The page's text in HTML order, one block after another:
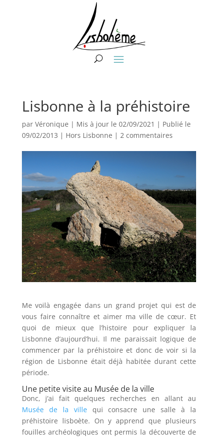
Lisbonne à la préhistoire
par Véronique | Mis à jour le 02/09/2021 | Publié le
09/02/2013 | Hors Lisbonne | 2 commentaires
Me voilà engagée dans un grand projet qui est de
vous faire connaître et aimer ma ville de cœur. Et
quoi de mieux que l’histoire pour expliquer la
Lisbonne d’aujourd’hui. Il me paraissait logique de
commencer par la préhistoire et donc de voir si la
région de Lisbonne était déjà habitée durant cette
période.
Une petite visite au Musée de la ville
Donc, j’ai fait quelques recherches en allant au
Musée de la villequi consacre une salle à la
préhistoire lisboète. On y apprend que plusieurs
fouilles archéologiques ont permis la découverte de